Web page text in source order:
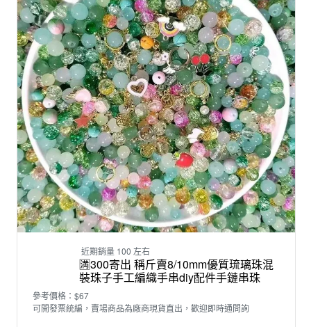
近期銷量 100 左右
🈵300寄出 稱斤賣8/10mm優質琉璃珠混
裝珠子手工編織手串diy配件手鏈串珠
參考價格：$67
可開發票統編，賣場商品為廠商現貨直出，歡迎即時通問詢